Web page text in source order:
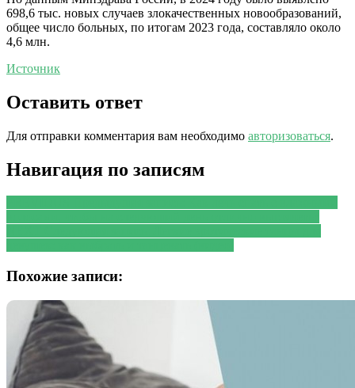
698,6 тыс. новых случаев злокачественных новообразований,
общее число больных, по итогам 2023 года, составляло около
4,6 млн.
Источник
Оставить ответ
Для отправки комментария вам необходимо авторизоваться.
Навигация по записям
Похожие записи: